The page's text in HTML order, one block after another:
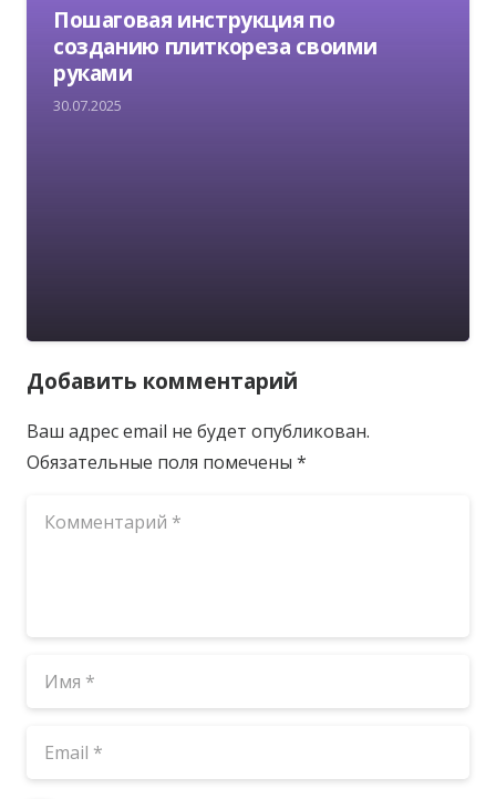
Пошаговая инструкция по
созданию плиткореза своими
руками
30.07.2025
Добавить комментарий
Ваш адрес email не будет опубликован.
Обязательные поля помечены *